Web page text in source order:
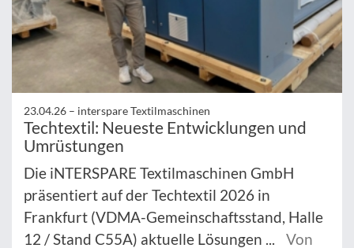
23.04.26 – interspare Textilmaschinen
Techtextil: Neueste Entwicklungen und
Umrüstungen
Die iNTERSPARE Textilmaschinen GmbH
präsentiert auf der Techtextil 2026 in
Frankfurt (VDMA-Gemeinschaftsstand, Halle
12 / Stand C55A) aktuelle Lösungen ...
Von